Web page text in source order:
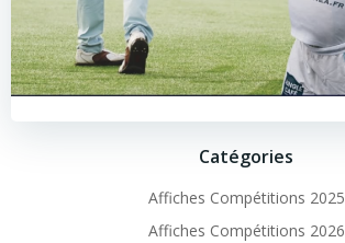
Catégories
Affiches Compétitions 2025
Affiches Compétitions 2026